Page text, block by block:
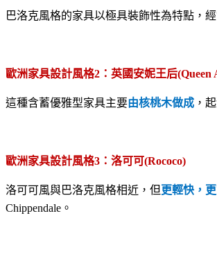
巴洛克風格的家具以極具裝飾性為特點，
歐洲家具設計風格2 ：英國安妮王后(Queen
這種含蓄優雅型家具主要由核桃木做成 ，
歐洲家具設計風格3 ：洛可可(Rococo)
洛可可風與巴洛克風格相近，但更輕快，
Chippendale 。